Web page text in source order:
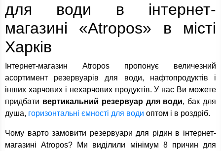
для води в інтернет-
магазині «Atropos» в місті
Харків
Інтернет-магазин Atropos пропонує величезний
асортимент резервуарів для води, нафтопродуктів і
інших харчових і нехарчових продуктів. У нас Ви можете
придбати вертикальний резервуар для води, бак для
душа, горизонтальні ємності для води оптом і в роздріб.
Чому варто замовити резервуари для рідин в інтернет-
магазині Atropos? Ми виділили мінімум 8 причин для